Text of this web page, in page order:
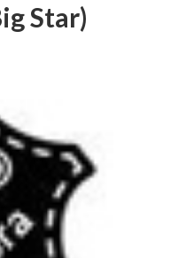
Star)